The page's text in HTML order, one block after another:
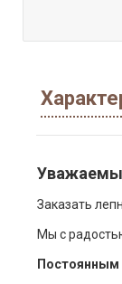
Заказать
Мы с
Постоянным